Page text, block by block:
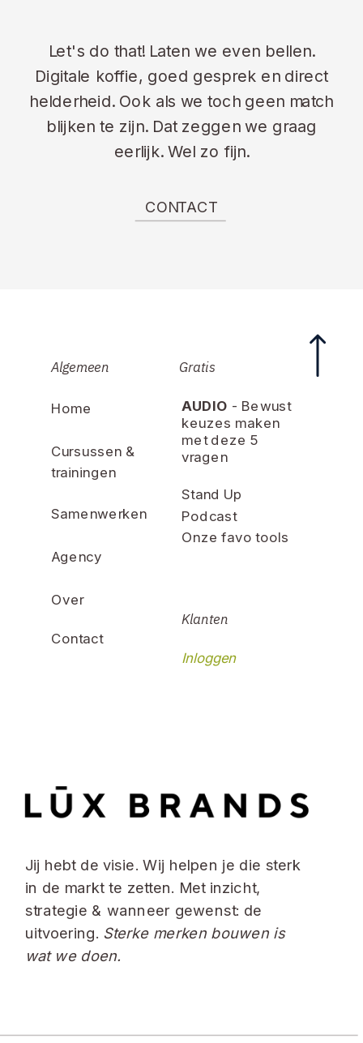
Let's do that! Laten we even bellen.
Digitale koffie, goed gesprek en direct
helderheid. Ook als we toch geen match
blijken te zijn. Dat zeggen we graag
eerlijk. Wel zo fijn.
CONTACT
Home
Cursussen &
trainingen
AUDIO - Bewust
keuzes maken
met deze 5
vragen
Samenwerken
Over
Agency
Jij hebt de visie. Wij helpen je die sterk
in de markt te zetten. Met inzicht,
strategie & wanneer gewenst: de
uitvoering. Sterke merken bouwen is
wat we doen.
Stand Up
Podcast
Gratis
Algemeen
Klanten
Onze favo tools
Inloggen
Contact